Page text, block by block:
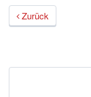
Zurück